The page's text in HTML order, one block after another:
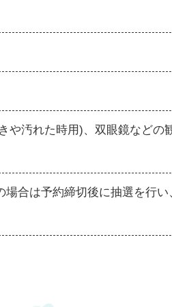
や汚れた時用)、双眼鏡などの
合は予約締切後に抽選を行い